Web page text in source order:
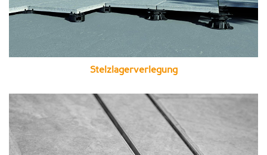
Stelzlagerverlegung